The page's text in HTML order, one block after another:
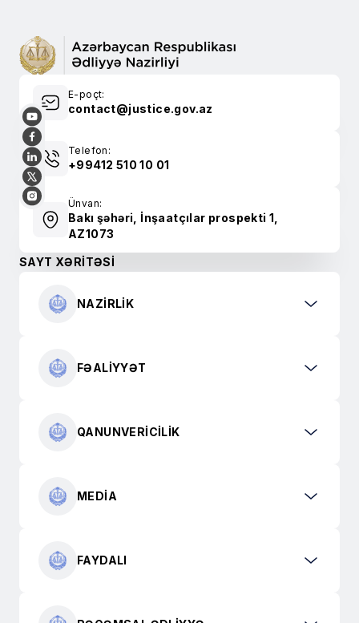
E-poçt:
contact@justice.gov.az
Telefon:
+99412 510 10 01
Ünvan:
Bakı şəhəri, İnşaatçılar prospekti 1,
AZ1073
SAYT XƏRİTƏSİ
NAZIRLIK
FƏALIYYƏT
QANUNVERICILIK
MEDIA
FAYDALI